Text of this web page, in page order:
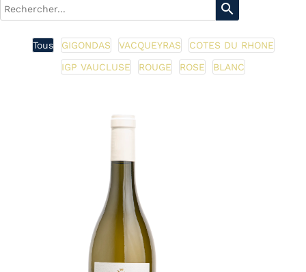
search
Tous GIGONDAS VACQUEYRAS
COTES DU RHONE
IGP VAUCLUSE
ROUGE ROSE BLANC